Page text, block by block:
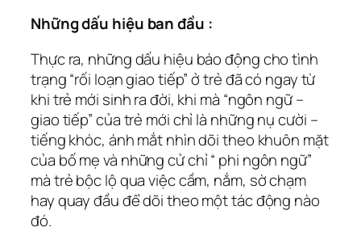
Những dấu hiệu ban đầu :
Thực ra, những dấu hiệu báo động cho tình
trạng “rối loạn giao tiếp” ở trẻ đã có ngay từ
khi trẻ mới sinh ra đời, khi mà “ngôn ngữ –
giao tiếp” của trẻ mới chỉ là những nụ cười –
tiếng khóc, ánh mắt nhìn dõi theo khuôn mặt
của bố mẹ và những cử chỉ “ phi ngôn ngữ”
mà trẻ bộc lộ qua việc cầm, nắm, sờ chạm
hay quay đầu để dõi theo một tác động nào
đó.